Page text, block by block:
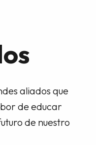
aliados que
de educar
de nuestro